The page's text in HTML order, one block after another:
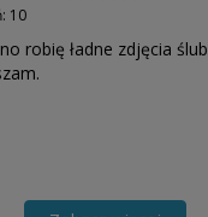
10
robię ładne zdjęcia